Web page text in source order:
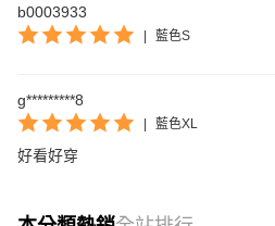
b0003933
藍色S
g*********8
藍色XL
好看好穿